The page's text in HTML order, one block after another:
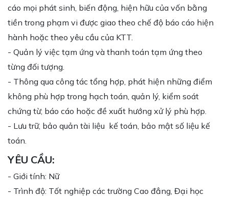
cáo mọi phát sinh, biến động, hiện hữu của vốn bằng
tiền trong phạm vi được giao theo chế độ báo cáo hiện
hành hoặc theo yêu cầu của KTT.
- Quản lý việc tạm ứng và thanh toán tạm ứng theo
từng đối tượng.
- Thông qua công tác tổng hợp, phát hiện những điểm
không phù hợp trong hạch toán, quản lý, kiểm soát
chứng từ; báo cáo hoặc đề xuất hướng xử lý phù hợp.
- Lưu trữ, bảo quản tài liệu kế toán, bảo mật số liệu kế
toán.
YÊU CẦU:
- Giới tính: Nữ
- Trình độ: Tốt nghiệp các trường Cao đẳng, Đại học